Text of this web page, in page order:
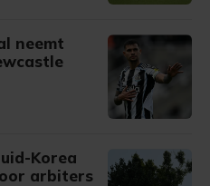
neemt
Korea
arbiters